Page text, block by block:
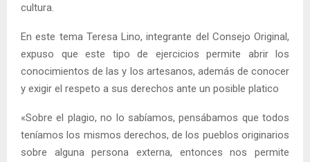
cultura.
En este tema Teresa Lino, integrante del Consejo Original,
expuso que este tipo de ejercicios permite abrir los
conocimientos de las y los artesanos, además de conocer
y exigir el respeto a sus derechos ante un posible platico
«Sobre el plagio, no lo sabíamos, pensábamos que todos
teníamos los mismos derechos, de los pueblos originarios
sobre alguna persona externa, entonces nos permite